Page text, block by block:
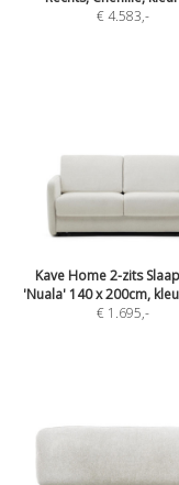
€ 4.583,-
Kave Home 2-zits
'Nuala' 140 x 200cm,
€ 1.695,-